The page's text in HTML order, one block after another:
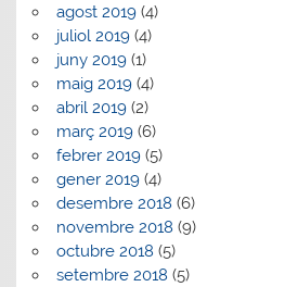
agost 2019(4)
juliol 2019(4)
juny 2019(1)
maig 2019(4)
abril 2019(2)
març 2019(6)
febrer 2019(5)
gener 2019(4)
desembre 2018 (6)
novembre 2018 (9)
octubre 2018 (5)
setembre 2018 (5)